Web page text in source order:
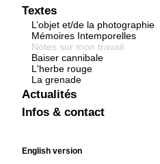
Something Vibrantly Alive
Yes Future
Pickpocket
La grenade
I am not a sextoy
Textes
L’objet et/de la photographie
Mémoires Intemporelles
Notes sur mon travail
Baiser cannibale
L'herbe rouge
La grenade
Actualités
En cours
Infos & contact
English version